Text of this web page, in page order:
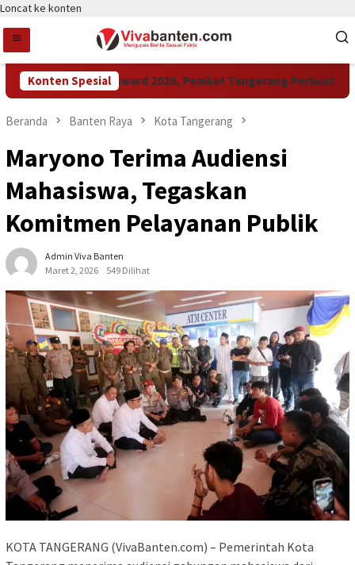
Loncat ke konten
Konten Spesial
Raih LPM Award 2026, Pemkot Tangerang Perkuat
Beranda Banten Raya Kota Tangerang
Maryono Terima Audiensi
Mahasiswa, Tegaskan
Komitmen Pelayanan Publik
Admin Viva Banten
Maret 2, 2026
549 Dilihat
KOTA TANGERANG (VivaBanten.com) – Pemerintah Kota